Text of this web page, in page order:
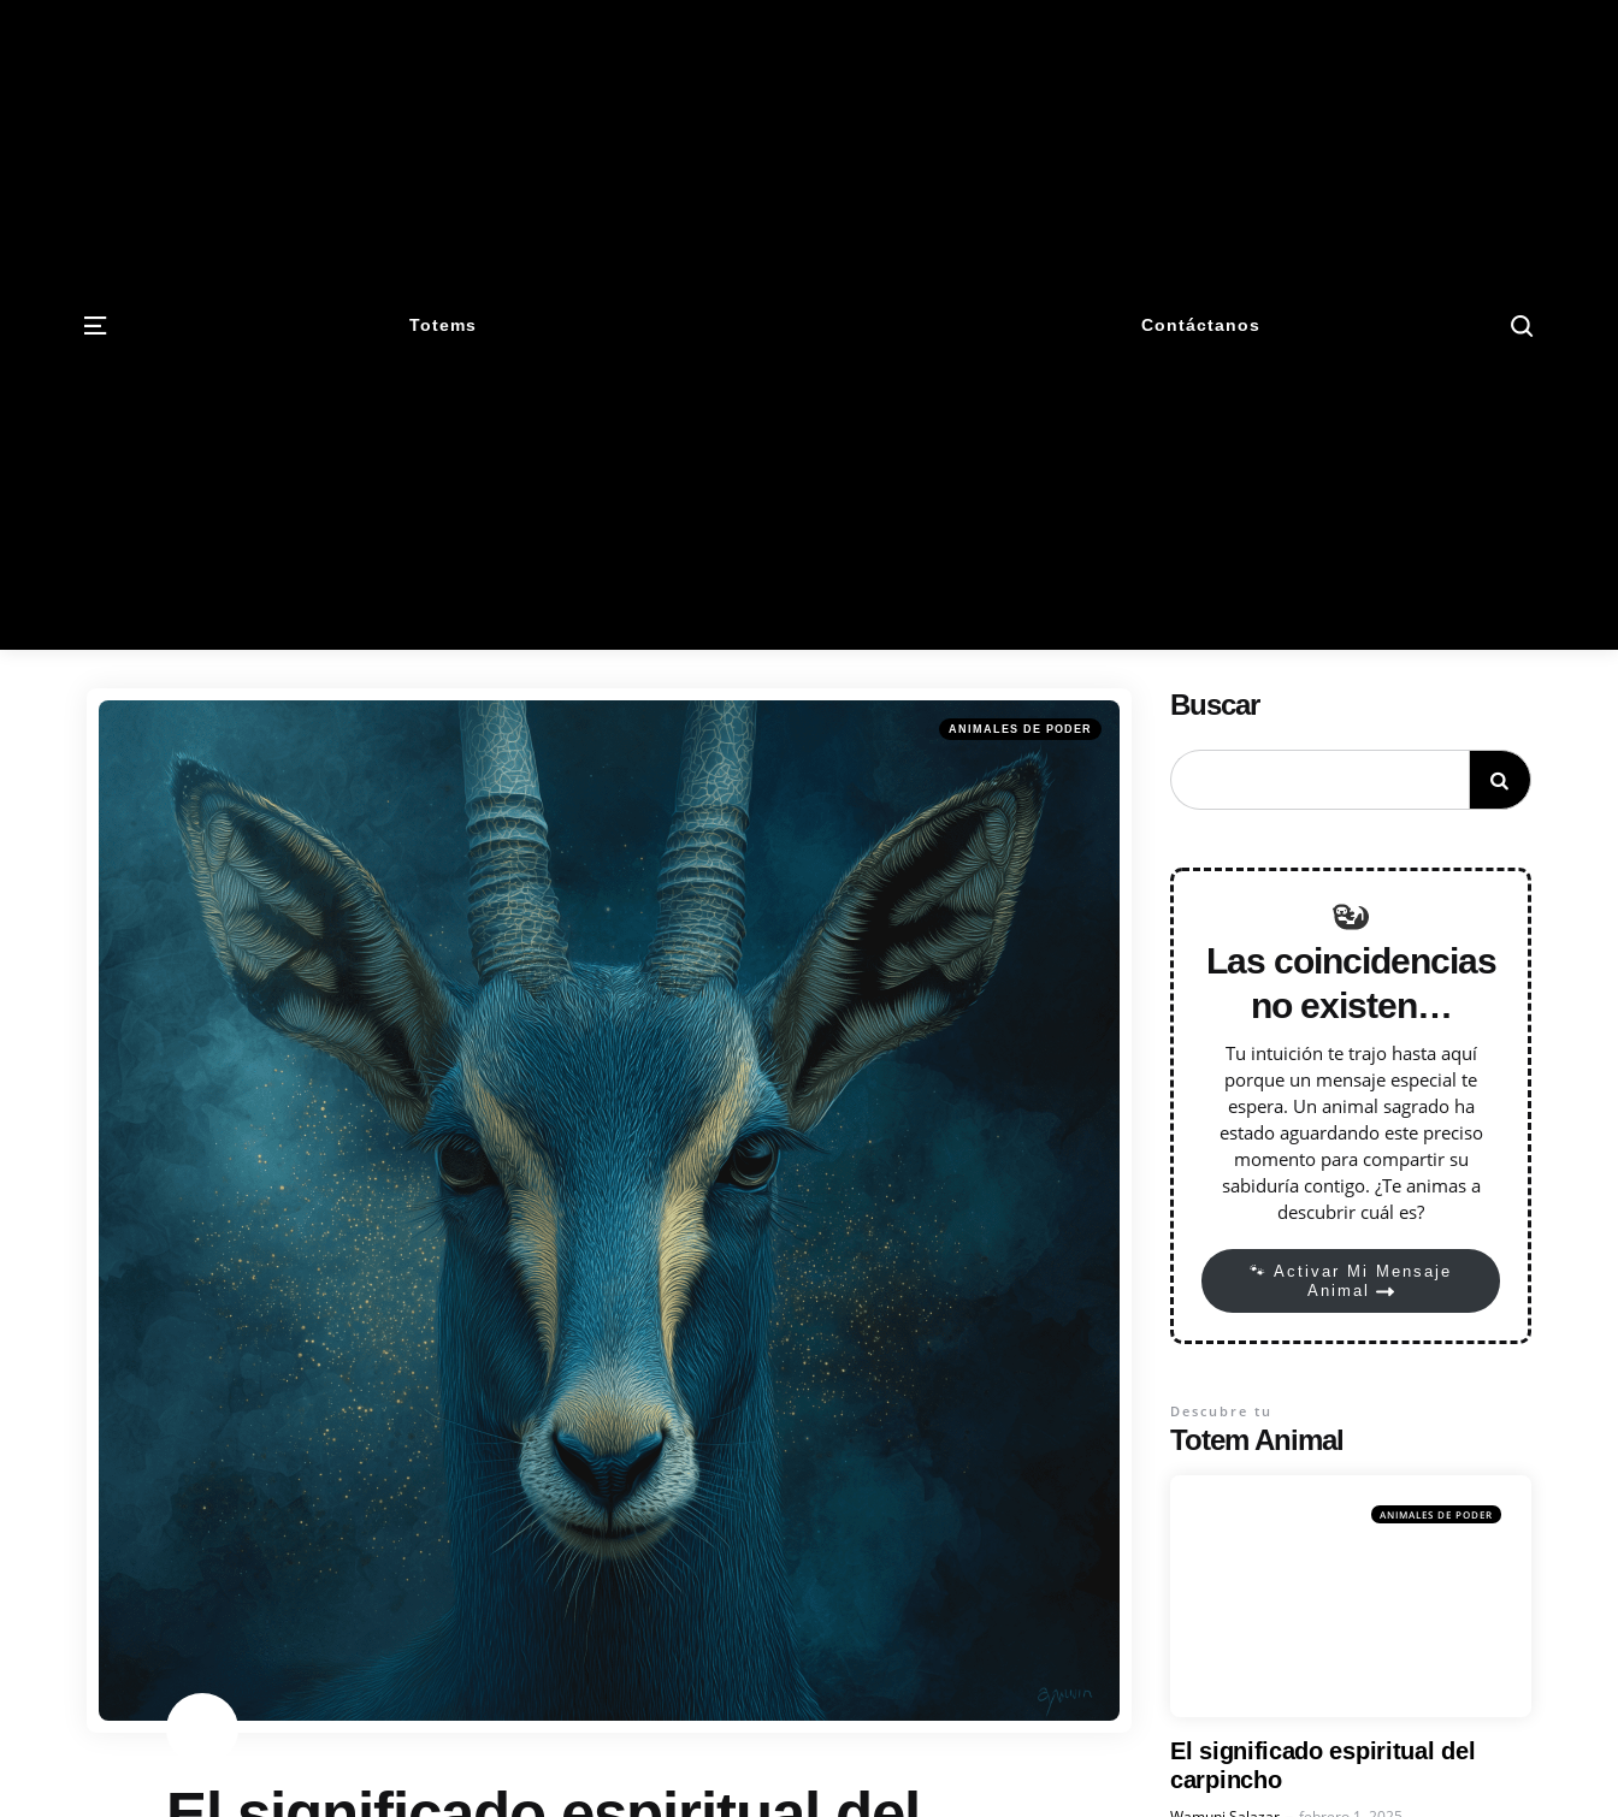
Menu Totems Contáctanos
Categories
Posted
in
ANIMALES DE PODER
Buscar
Las coincidencias
no existen…
Tu intuición te trajo hasta aquí
porque un mensaje especial te
espera. Un animal sagrado ha
estado aguardando este preciso
momento para compartir su
sabiduría contigo. ¿Te animas a
descubrir cuál es?
🐾 Activar Mi Mensaje
Animal
Totem Animal
Descubre tu
ANIMALES DE PODER
El significado espiritual del
carpincho